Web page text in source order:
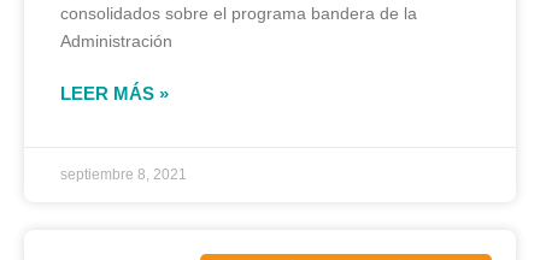
consolidados sobre el programa bandera de la
Administración
LEER MÁS »
septiembre 8, 2021